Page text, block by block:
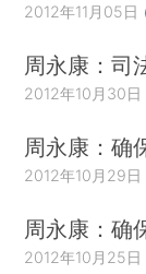
2012年11月05日
周永康：司
2012年10月30日
周永康：确
2012年10月29日
周永康：确
2012年10月25日